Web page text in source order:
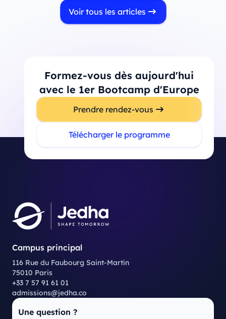
Voir tous les articles
Formez-vous dès aujourd'hui
avec le 1er Bootcamp d'Europe
Prendre rendez-vous
Télécharger le programme
Campus principal
116 Rue du Faubourg Saint-Martin
75010 Paris
+33 7 57 91 61 01
admissions@jedha.co
Une question ?